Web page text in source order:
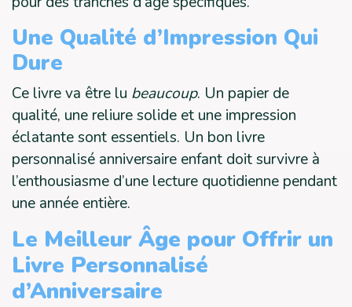
Une Qualité d’Impression Qui
Dure
Ce livre va être lu beaucoup. Un papier de
qualité, une reliure solide et une impression
éclatante sont essentiels. Un bon livre
personnalisé anniversaire enfant doit survivre à
l’enthousiasme d’une lecture quotidienne pendant
une année entière.
Le Meilleur Âge pour Offrir un
Livre Personnalisé
d’Anniversaire